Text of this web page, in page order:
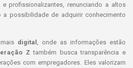
profissionalizantes, renunciando a altos
a possibilidade de adquirir conhecimento
digital , onde as informações estão
Z também busca transparência e
com empregadores. Eles valorizam